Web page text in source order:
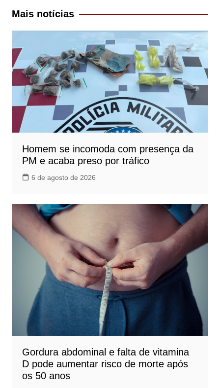
Post
Mais notícias
Homem se incomoda com presença da
PM e acaba preso por tráfico
6 de agosto de 2026
Gordura abdominal e falta de vitamina
D pode aumentar risco de morte após
os 50 anos